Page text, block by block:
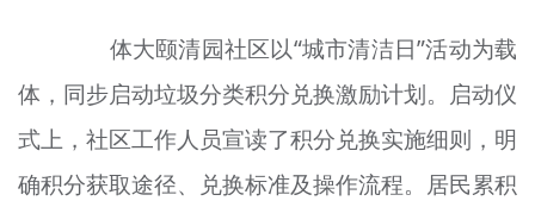
体大颐清园社区以“城市清洁日”活动为载
体，同步启动垃圾分类积分兑换激励计划。启动仪
式上，社区工作人员宣读了积分兑换实施细则，明
确积分获取途径、兑换标准及操作流程。居民累积